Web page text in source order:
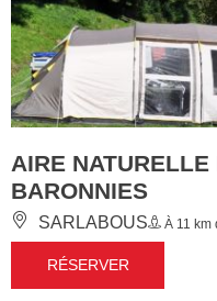
AIRE
BARONNIES
SARLABOUS À 11 km
RÉSERVER